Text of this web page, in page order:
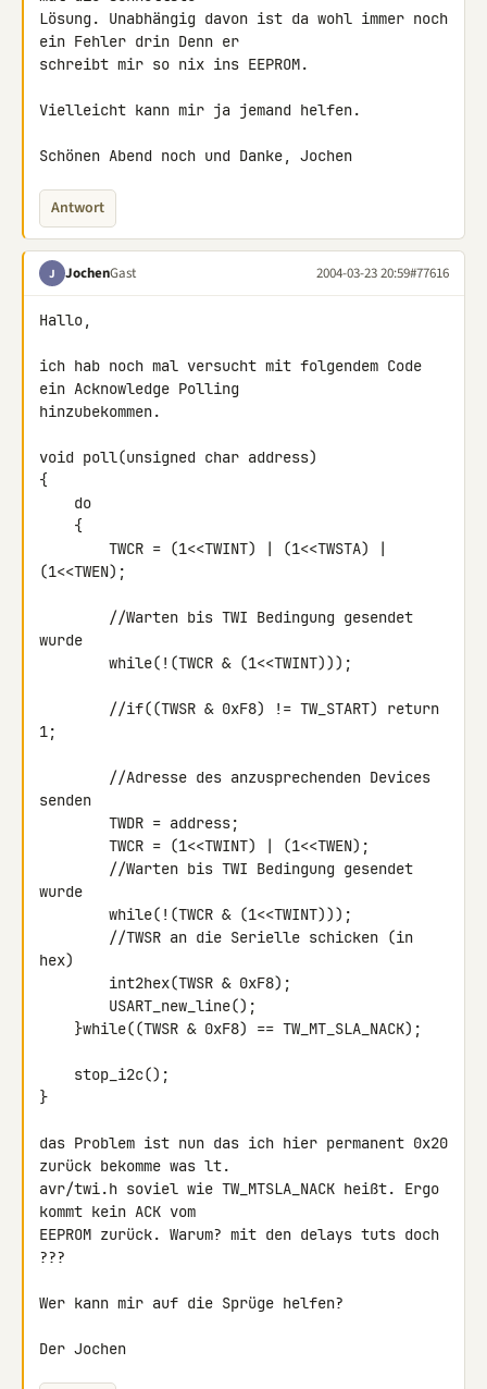
Lösung. Unabhängig davon ist da wohl immer noch
ein Fehler drin Denn er
schreibt mir so nix ins EEPROM.
Vielleicht kann mir ja jemand helfen.
Schönen Abend noch und Danke, Jochen
Antwort
J JochenGast 2004-03-23 20:59#77616
Hallo,
ich hab noch mal versucht mit folgendem Code
ein Acknowledge Polling
hinzubekommen.
void poll(unsigned char address)
{
(1<<TWEN);
wurde
1;
senden
wurde
hex)
}
das Problem ist nun das ich hier permanent 0x20
zurück bekomme was lt.
avr/twi.h soviel wie TW_MTSLA_NACK heißt. Ergo
kommt kein ACK vom
EEPROM zurück. Warum? mit den delays tuts doch
???
Wer kann mir auf die Sprüge helfen?
Der Jochen